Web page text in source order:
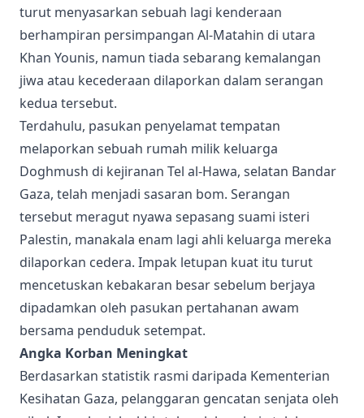
turut menyasarkan sebuah lagi kenderaan
berhampiran persimpangan Al-Matahin di utara
Khan Younis, namun tiada sebarang kemalangan
jiwa atau kecederaan dilaporkan dalam serangan
kedua tersebut.
Terdahulu, pasukan penyelamat tempatan
melaporkan sebuah rumah milik keluarga
Doghmush di kejiranan Tel al-Hawa, selatan Bandar
Gaza, telah menjadi sasaran bom. Serangan
tersebut meragut nyawa sepasang suami isteri
Palestin, manakala enam lagi ahli keluarga mereka
dilaporkan cedera. Impak letupan kuat itu turut
mencetuskan kebakaran besar sebelum berjaya
dipadamkan oleh pasukan pertahanan awam
bersama penduduk setempat.
Angka Korban Meningkat
Berdasarkan statistik rasmi daripada Kementerian
Kesihatan Gaza, pelanggaran gencatan senjata oleh